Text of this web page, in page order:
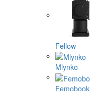
Fellow
Mlynko
Femobook